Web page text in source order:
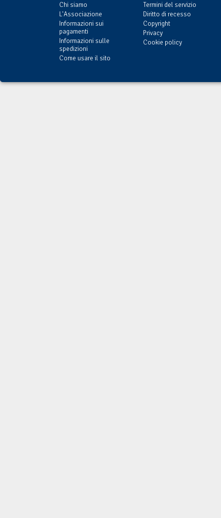
Chi siamo
L'Associazione
Informazioni sui
pagamenti
Informazioni sulle
spedizioni
Come usare il sito
Termini del servizio
Diritto di recesso
Copyright
Privacy
Cookie policy